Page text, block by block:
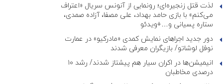
لذت قتل زنجیره‌ای؛ رونمایی از آنونس سریال «اعتراف
می‌کنم» با بازی حامد بهداد، علی مصفا، آزاده صمدی،
ستاره پسیانی و…+ویدئو
دور جدید اجراهای نمایش کمدی «مادرکیو» در عمارت
نوفل لوشاتو/ بازیگران معرفی شدند
انیمیشن‌ها در اکران سیار هم پیشتاز شدند/ رشد ۱۰
درصدی مخاطبان